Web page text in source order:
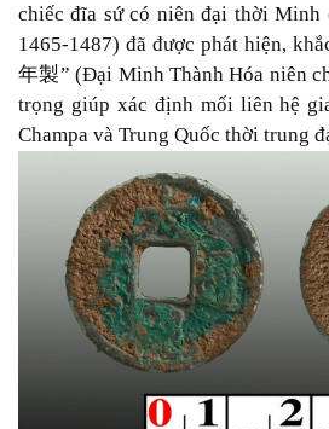
chiếc đĩa sứ có niên đại thời Minh
1465-1487) đã được phát hiện,
年製” (Đại Minh Thành Hóa niên
trọng giúp xác định mối liên hệ
Champa và Trung Quốc thời trung